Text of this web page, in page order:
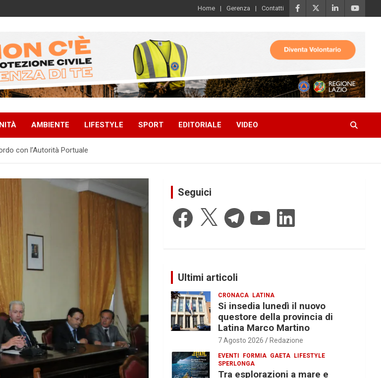
Home Gerenza Contatti
AMBIENTE LIFESTYLE SPORT EDITORIALE VIDEO
con l’Autorità Portuale
Seguici
Facebook
X TelegramYouTube LinkedIn
Ultimi articoli
CRONACA LATINA
Si insedia lunedì il nuovo
questore della provincia di
Latina Marco Martino
7 Agosto 2026 Redazione
EVENTI FORMIA GAETA LIFESTYLE
SPERLONGA
Tra esplorazioni a mare e